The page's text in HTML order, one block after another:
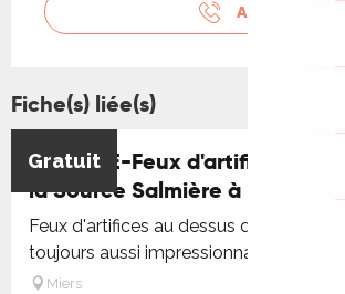
APPELER
Fiche(s) liée(s)
Gratuit
-ANNULE-Feux d'artifices
la Source Salmière à Miers
Feux d'artifices au dessus de la source
toujours aussi impressionnant !
Miers